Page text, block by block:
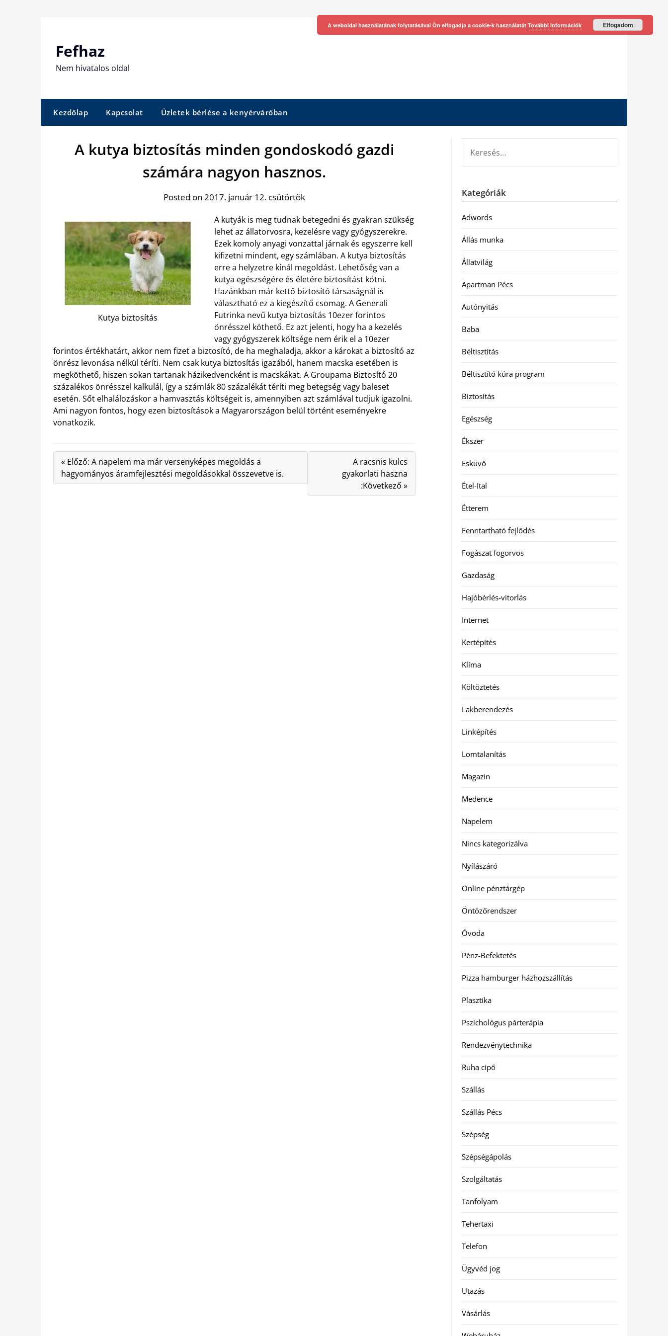
Fefhaz
Nem hivatalos oldal
Kezdőlap Kapcsolat Üzletek bérlése a kenyérváróban
A kutya biztosítás minden gondoskodó gazdi
számára nagyon hasznos.
Posted on 2017. január 12. csütörtök
Kutya biztosítás
A kutyák is meg tudnak betegedni és gyakran szükség
lehet az állatorvosra, kezelésre vagy gyógyszerekre.
Ezek komoly anyagi vonzattal járnak és egyszerre kell
kifizetni mindent, egy számlában. A kutya biztosítás
erre a helyzetre kínál megoldást. Lehetőség van a
kutya egészségére és életére biztosítást kötni.
Hazánkban már kettő biztosító társaságnál is
választható ez a kiegészítő csomag. A Generali
Futrinka nevű kutya biztosítás 10ezer forintos
önrésszel köthető. Ez azt jelenti, hogy ha a kezelés
vagy gyógyszerek költsége nem érik el a 10ezer
forintos értékhatárt, akkor nem fizet a biztosító, de ha meghaladja, akkor a károkat a biztosító az
önrész levonása nélkül téríti. Nem csak kutya biztosítás igazából, hanem macska esetében is
megköthető, hiszen sokan tartanak házikedvencként is macskákat. A Groupama Biztosító 20
százalékos önrésszel kalkulál, így a számlák 80 százalékát téríti meg betegség vagy baleset
esetén. Sőt elhalálozáskor a hamvasztás költségeit is, amennyiben azt számlával tudjuk igazolni.
Ami nagyon fontos, hogy ezen biztosítások a Magyarországon belül történt eseményekre
vonatkozik.
« Előző: A napelem ma már versenyképes megoldás a
hagyományos áramfejlesztési megoldásokkal összevetve is.
A racsnis kulcs
gyakorlati haszna
:Következő »
Kategóriák
Adwords
Állás munka
Állatvilág
Apartman Pécs
Autónyitás
Baba
Béltisztítás
Béltisztító kúra program
Biztosítás
Egészség
Ékszer
Esküvő
Étel-Ital
Étterem
Fenntartható fejlődés
Fogászat fogorvos
Gazdaság
Hajóbérlés-vitorlás
Internet
Kertépítés
Klíma
Költöztetés
Lakberendezés
Linképítés
Lomtalanítás
Magazin
Medence
Napelem
Nincs kategorizálva
Nyílászáró
Online pénztárgép
Öntözőrendszer
Óvoda
Pénz-Befektetés
Pizza hamburger házhozszállítás
Plasztika
Pszichológus párterápia
Rendezvénytechnika
Ruha cipő
Szállás
Szállás Pécs
Szépség
Szépségápolás
Szolgáltatás
Tanfolyam
Tehertaxi
Telefon
Ügyvéd jog
Utazás
Vásárlás
A weboldal használatának folytatásával Ön elfogadja a cookie-k használatát További információk Elfogadom